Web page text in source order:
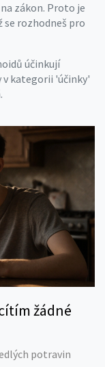
zákon. Proto je
rozhodneš pro
účinkují
kategorii 'účinky'
žádné
potravin